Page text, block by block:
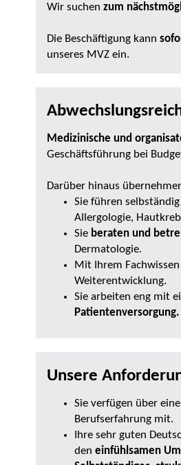
Wir suchen zum
Die Beschäftigung kann
unseres MVZ ein.
Medizinische und
Geschäftsführung bei
Darüber hinaus
Sie führen selbständig
Allergologie,
Sie beraten und
Dermatologie.
Mit Ihrem Fachwissen
Weiterentwicklung.
Sie arbeiten eng mit
Patientenversorgung.
Unsere
Sie verfügen über eine
Berufserfahrung mit.
Ihre sehr guten
den einfühlsamen